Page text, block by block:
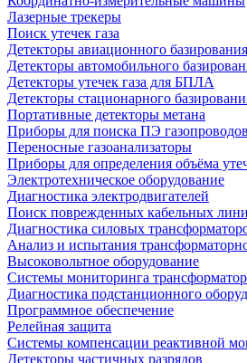
Лазерные трекеры
Поиск утечек газа
Детекторы авиационного базирования
Детекторы автомобильного
Детекторы утечек газа для БПЛА
Детекторы стационарного
Портативные детекторы метана
Приборы для поиска ПЭ газопроводов
Переносные газоанализаторы
Приборы для определения объёма
Электротехническое оборудование
Диагностика электродвигателей
Поиск поврежденных кабельных
Диагностика силовых
Анализ и испытания
Высоковольтное оборудование
Системы мониторинга
Диагностика подстанционного
Программное обеспечение
Релейная защита
Системы компенсации реактивной
Детекторы частичных разрядов